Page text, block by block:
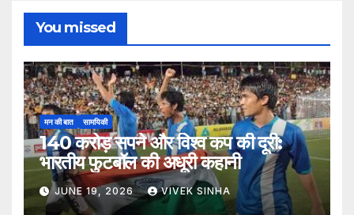
You missed
मन की बात सामयिकी
140 करोड़ सपने और विश्व कप की दूरी:
भारतीय फुटबॉल की अधूरी कहानी
JUNE 19, 2026 VIVEK SINHA